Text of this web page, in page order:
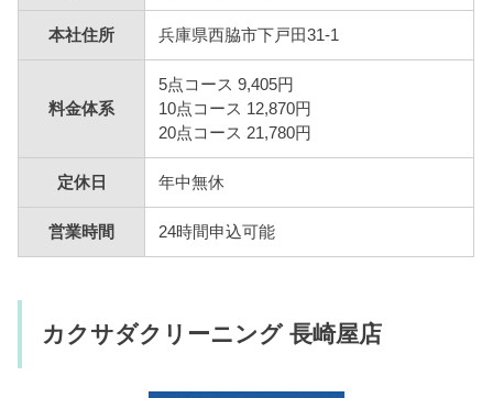
本社住所 兵庫県西脇市下戸田31-1
料金体系
5点コース 9,405円
10点コース 12,870円
20点コース 21,780円
定休日 年中無休
営業時間 24時間申込可能
カクサダクリーニング 長崎屋店